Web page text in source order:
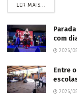
LER MAIS...
com
2026/
Entre
2026/